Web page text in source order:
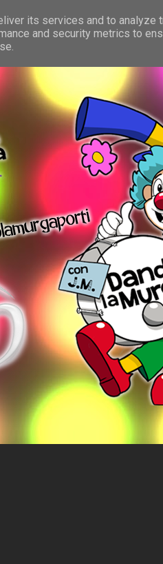
its services and to analyze
and security metrics to